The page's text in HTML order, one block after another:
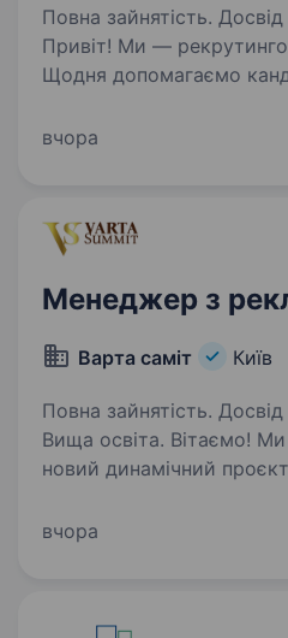
Повна зайнятість.
Привіт! Ми —
Щодня допомагаємо
та ефективніше. Наш
вчора
Менеджер з
Варта саміт Київ
Повна зайнятість.
Вища освіта. Вітаємо! Ми — Варта Саміт,
новий динамічний
сільськогосподарської
вчора